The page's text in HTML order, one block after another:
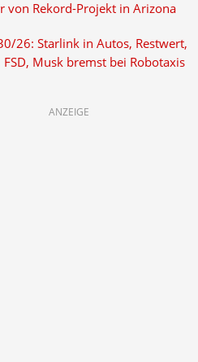
von Rekord-Projekt in Arizona
26: Starlink in Autos, Restwert,
FSD, Musk bremst bei Robotaxis
ANZEIGE